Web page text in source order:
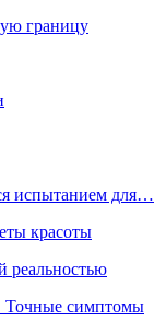
границу
испытанием для…
красоты
реальностью
Точные симптомы